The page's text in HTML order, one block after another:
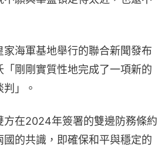
家海軍基地舉行的聯合新聞發布
剛剛實質性地完成了一項新的
」。
方在2024年簽署的雙邊防務條約
的共識，即確保和平與穩定的